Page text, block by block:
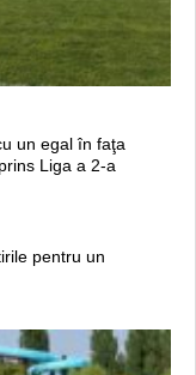
un egal în faţa
Liga a 2-a
pentru un